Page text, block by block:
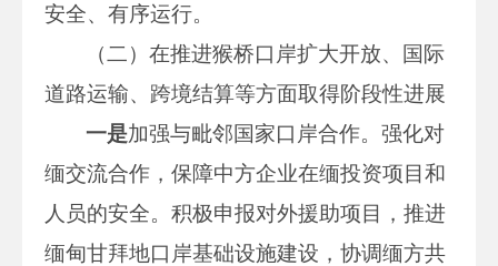
安全、有序运行。
（二）在推进猴桥口岸扩大开放、国际
道路运输、跨境结算等方面取得阶段性进展
一是加强与毗邻国家口岸合作。强化对
缅交流合作，保障中方企业在缅投资项目和
人员的安全。积极申报对外援助项目，推进
缅甸甘拜地口岸基础设施建设，协调缅方共